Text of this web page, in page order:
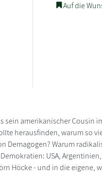
Auf die
sein amerikanischer Cousin
herausfinden, warum so
Demagogen? Warum
USA,
Höcke - und in die eigene,